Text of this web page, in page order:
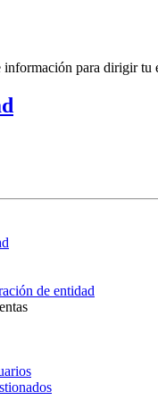
información para dirigir tu
de entidad